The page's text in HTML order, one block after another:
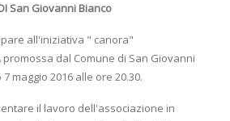
San Giovanni Bianco
all'iniziativa " canora"
promossa dal Comune di San Giovanni
maggio 2016 alle ore 20.30.
il lavoro dell'associazione in